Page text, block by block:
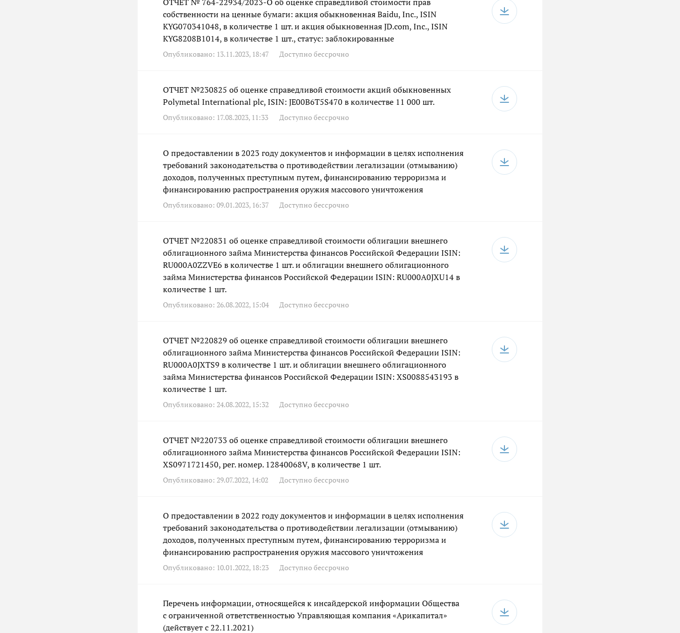
ОТЧЁТ № 764-22934/2023-О об оценке справедливой стоимости прав
собственности на ценные бумаги: акция обыкновенная Baidu, Inc., ISIN
KYG070341048, в количестве 1 шт. и акция обыкновенная JD.com, Inc., ISIN
KYG8208B1014, в количестве 1 шт., статус: заблокированные
Опубликовано: 13.11.2023, 18:47 Доступно бессрочно
ОТЧЕТ №230825 об оценке справедливой стоимости акций обыкновенных
Polymetal International plc, ISIN: JE00B6T5S470 в количестве 11 000 шт.
Опубликовано: 17.08.2023, 11:33 Доступно бессрочно
О предоставлении в 2023 году документов и информации в целях исполнения
требований законодательства о противодействии легализации (отмыванию)
доходов, полученных преступным путем, финансированию терроризма и
финансированию распространения оружия массового уничтожения
Опубликовано: 09.01.2023, 16:37 Доступно бессрочно
ОТЧЕТ №220831 об оценке справедливой стоимости облигации внешнего
облигационного займа Министерства финансов Российской Федерации ISIN:
RU000A0ZZVE6 в количестве 1 шт. и облигации внешнего облигационного
займа Министерства финансов Российской Федерации ISIN: RU000A0JXU14 в
количестве 1 шт.
Опубликовано: 26.08.2022, 15:04 Доступно бессрочно
ОТЧЕТ №220829 об оценке справедливой стоимости облигации внешнего
облигационного займа Министерства финансов Российской Федерации ISIN:
RU000A0JXTS9 в количестве 1 шт. и облигации внешнего облигационного
займа Министерства финансов Российской Федерации ISIN: XS0088543193 в
количестве 1 шт.
Опубликовано: 24.08.2022, 15:32 Доступно бессрочно
ОТЧЕТ №220733 об оценке справедливой стоимости облигации внешнего
облигационного займа Министерства финансов Российской Федерации ISIN:
XS0971721450, рег. номер. 12840068V, в количестве 1 шт.
Опубликовано: 29.07.2022, 14:02 Доступно бессрочно
О предоставлении в 2022 году документов и информации в целях исполнения
требований законодательства о противодействии легализации (отмыванию)
доходов, полученных преступным путем, финансированию терроризма и
финансированию распространения оружия массового уничтожения
Опубликовано: 10.01.2022, 18:23 Доступно бессрочно
Перечень информации, относящейся к инсайдерской информации Общества
с ограниченной ответственностью Управляющая компания «Арикапитал»
(действует с 22.11.2021)